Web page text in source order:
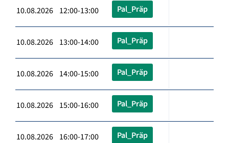
10.08.2026 12:00-13:00 Pal_Präp
10.08.2026 13:00-14:00 Pal_Präp
10.08.2026 14:00-15:00 Pal_Präp
10.08.2026 15:00-16:00 Pal_Präp
10.08.2026 16:00-17:00 Pal_Präp